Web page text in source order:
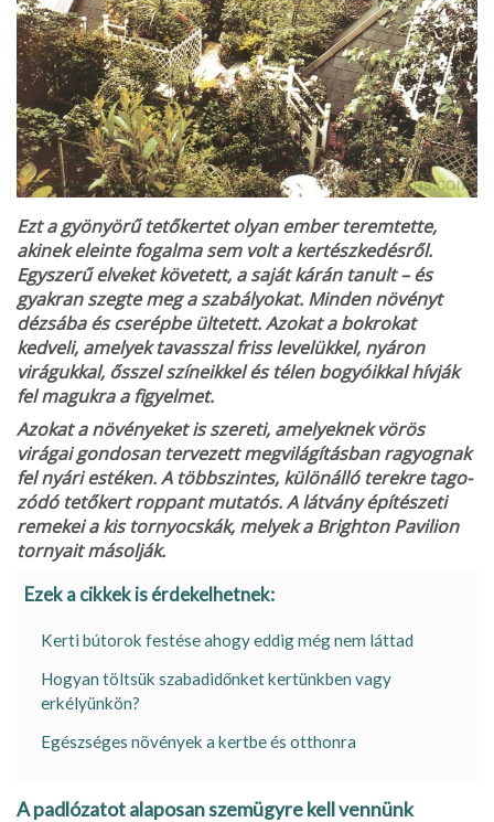
Ezt a gyönyörű tetőkertet olyan ember teremtette,
akinek eleinte fogalma sem volt a kertészkedésről.
Egyszerű elveket követett, a saját kárán tanult – és
gyakran szegte meg a szabályokat. Minden növényt
dézsába és cserépbe ültetett. Azokat a bokrokat
kedveli, ame­lyek tavasszal friss levelükkel, nyáron
virágukkal, ősszel színeik­kel és télen bogyóikkal hívják
fel magukra a figyelmet.
Azokat a növényeket is szereti, ame­lyeknek vörös
virágai gondosan tervezett megvilágításban ragyog­nak
fel nyári estéken. A több­szintes, különálló terekre tago­
zódó tetőkert roppant mutatós. A látvány építészeti
remekei a kis tornyocskák, melyek a Brighton Pavilion
tornyait másolják.
Ezek a cikkek is érdekelhetnek:
Kerti bútorok festése ahogy eddig még nem láttad
Hogyan töltsük szabadidőnket kertünkben vagy
erkélyünkön?
Egészséges növények a kertbe és otthonra
A padlózatot alaposan szemügyre kell vennünk